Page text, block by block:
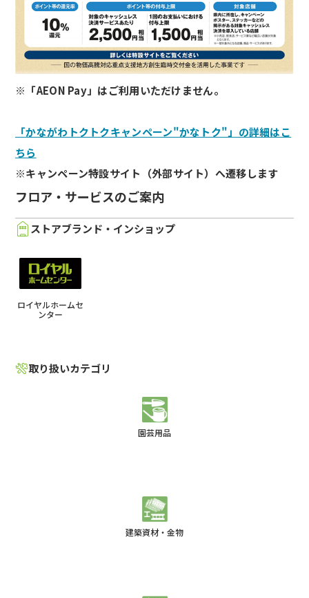
※「AEON Pay」はご利用いただけません。
「かながわトクトクキャンペーン"かなトク"」の詳細はこ
ちら
※キャンペーン特設サイト（外部サイト）へ遷移します
フロア・サービスのご案内
ストアブランド・インショップ
ロイヤルホームセ
ンター
取り扱いカテゴリ
園芸用品
建築資材・金物